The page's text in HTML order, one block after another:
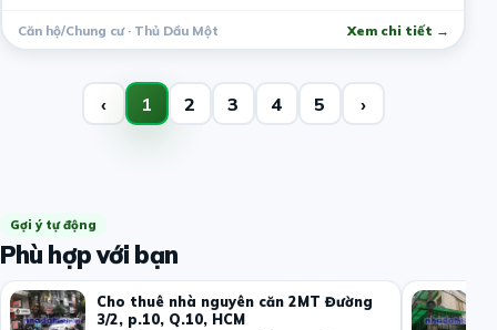
Căn hộ/Chung cư · Thủ Dầu Một Xem chi tiết →
‹ 1 2 3 4 5 ›
Gợi ý tự động
Phù hợp với bạn
Cho thuê nhà nguyên căn 2MT Đường
3/2, p.10, Q.10, HCM